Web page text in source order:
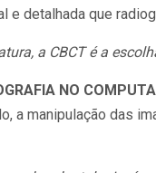
e detalhada que
a CBCT é a
NO
a manipulação das